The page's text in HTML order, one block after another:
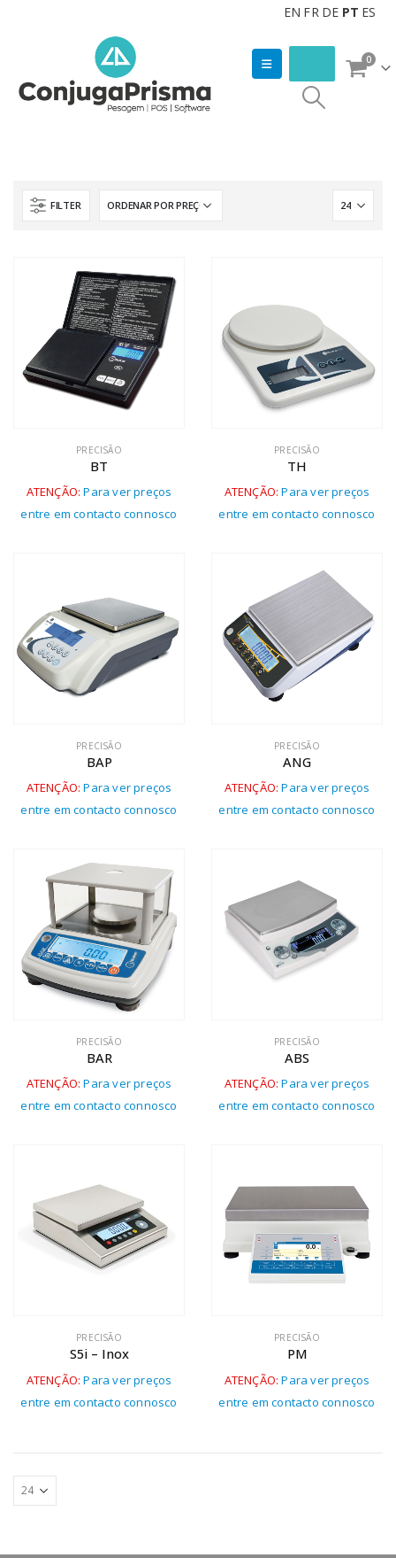
EN FR DE PT ES
0
FILTER
PRECISÃO
BT
ATENÇÃO: Para ver preços
entre em contacto connosco
PRECISÃO
TH
ATENÇÃO: Para ver preços
entre em contacto connosco
PRECISÃO
BAP
ATENÇÃO: Para ver preços
entre em contacto connosco
PRECISÃO
ANG
ATENÇÃO: Para ver preços
entre em contacto connosco
PRECISÃO
BAR
ATENÇÃO: Para ver preços
entre em contacto connosco
PRECISÃO
ABS
ATENÇÃO: Para ver preços
entre em contacto connosco
PRECISÃO
S5i – Inox
ATENÇÃO: Para ver preços
entre em contacto connosco
PRECISÃO
PM
ATENÇÃO: Para ver preços
entre em contacto connosco